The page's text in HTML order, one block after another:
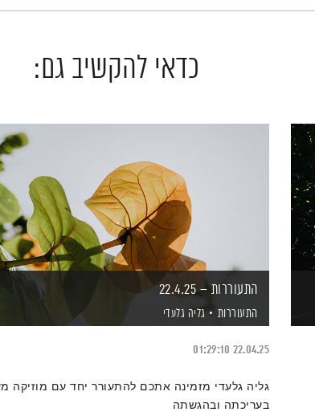
כדאי להקשיב גם:
התעוררות – 22.4.25
התעוררות גליה גלעדי
22.04.25
01:29:10
גליה גלעדי מזמינה אתכם להתעורר יחד עם מוזיקה
בעריכתה ובהגשתה